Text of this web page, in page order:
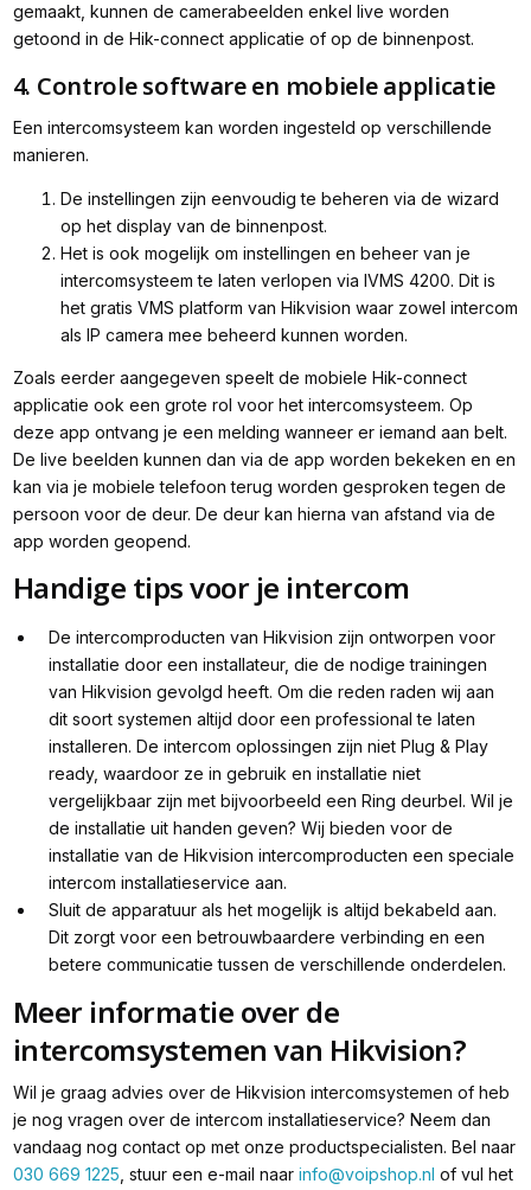
gemaakt, kunnen de camerabeelden enkel live worden
getoond in de Hik-connect applicatie of op de binnenpost.
4. Controle software en mobiele applicatie
Een intercomsysteem kan worden ingesteld op verschillende
manieren.
De instellingen zijn eenvoudig te beheren via de wizard
op het display van de binnenpost.
Het is ook mogelijk om instellingen en beheer van je
intercomsysteem te laten verlopen via IVMS 4200. Dit is
het gratis VMS platform van Hikvision waar zowel intercom
als IP camera mee beheerd kunnen worden.
Zoals eerder aangegeven speelt de mobiele Hik-connect
applicatie ook een grote rol voor het intercomsysteem. Op
deze app ontvang je een melding wanneer er iemand aan belt.
De live beelden kunnen dan via de app worden bekeken en en
kan via je mobiele telefoon terug worden gesproken tegen de
persoon voor de deur. De deur kan hierna van afstand via de
app worden geopend.
Handige tips voor je intercom
De intercomproducten van Hikvision zijn ontworpen voor
installatie door een installateur, die de nodige trainingen
van Hikvision gevolgd heeft. Om die reden raden wij aan
dit soort systemen altijd door een professional te laten
installeren. De intercom oplossingen zijn niet Plug & Play
ready, waardoor ze in gebruik en installatie niet
vergelijkbaar zijn met bijvoorbeeld een Ring deurbel. Wil je
de installatie uit handen geven? Wij bieden voor de
installatie van de Hikvision intercomproducten een speciale
intercom installatieservice aan.
Sluit de apparatuur als het mogelijk is altijd bekabeld aan.
Dit zorgt voor een betrouwbaardere verbinding en een
betere communicatie tussen de verschillende onderdelen.
Meer informatie over de
intercomsystemen van Hikvision?
Wil je graag advies over de Hikvision intercomsystemen of heb
je nog vragen over de intercom installatieservice? Neem dan
vandaag nog contact op met onze productspecialisten. Bel naar
030 669 1225 , stuur een e-mail naar info@voipshop.nl of vul het